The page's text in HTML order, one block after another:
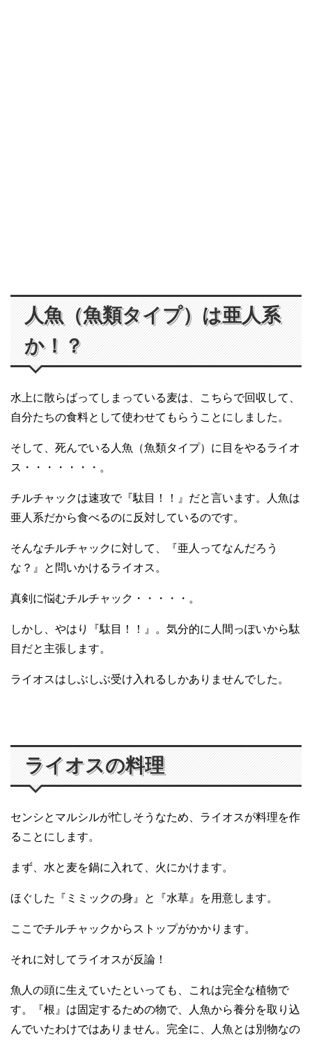
人魚（魚類タイプ）は亜人系
か！？
水上に散らばってしまっている麦は、こちらで回収して、
自分たちの食料として使わせてもらうことにしました。
そして、死んでいる人魚（魚類タイプ）に目をやるライオ
ス・・・・・・・。
チルチャックは速攻で『駄目！！』だと言います。人魚は
亜人系だから食べるのに反対しているのです。
そんなチルチャックに対して、『亜人ってなんだろう
な？』と問いかけるライオス。
真剣に悩むチルチャック・・・・・。
しかし、やはり『駄目！！』。気分的に人間っぽいから駄
目だと主張します。
ライオスはしぶしぶ受け入れるしかありませんでした。
ライオスの料理
センシとマルシルが忙しそうなため、ライオスが料理を作
ることにします。
まず、水と麦を鍋に入れて、火にかけます。
ほぐした『ミミックの身』と『水草』を用意します。
ここでチルチャックからストップがかかります。
それに対してライオスが反論！
魚人の頭に生えていたといっても、これは完全な植物で
す。『根』は固定するための物で、人魚から養分を取り込
んでいたわけではありません。完全に、人魚とは別物なの